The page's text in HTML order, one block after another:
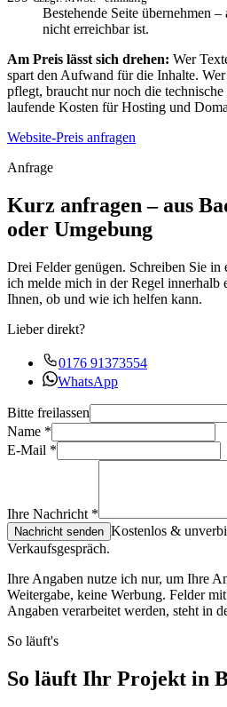
Bestehende Seite übernehmen
nicht erreichbar ist.
Am Preis lässt sich drehen: Wer
spart den Aufwand für die Inhalte.
pflegt, braucht nur noch die
laufende Kosten für Hosting und
Website-Preis anfragen
Anfrage
Kurz anfragen – aus
oder Umgebung
Drei Felder genügen. Schreiben Sie in
ich melde mich in der Regel innerhalb
Ihnen, ob und wie ich helfen kann.
Lieber direkt?
0176 91373554
WhatsApp
Bitte freilassen
Name *
E-Mail *
Ihre Nachricht *
Nachricht senden Kostenlos &
Verkaufsgespräch.
Ihre Angaben nutze ich nur, um Ihre
Weitergabe, keine Werbung. Felder mit
Angaben verarbeitet werden, steht in
So läuft's
So läuft Ihr Projekt in